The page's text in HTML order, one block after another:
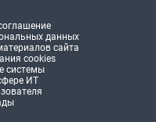
данных
сайта
cookies
системы
ИТ